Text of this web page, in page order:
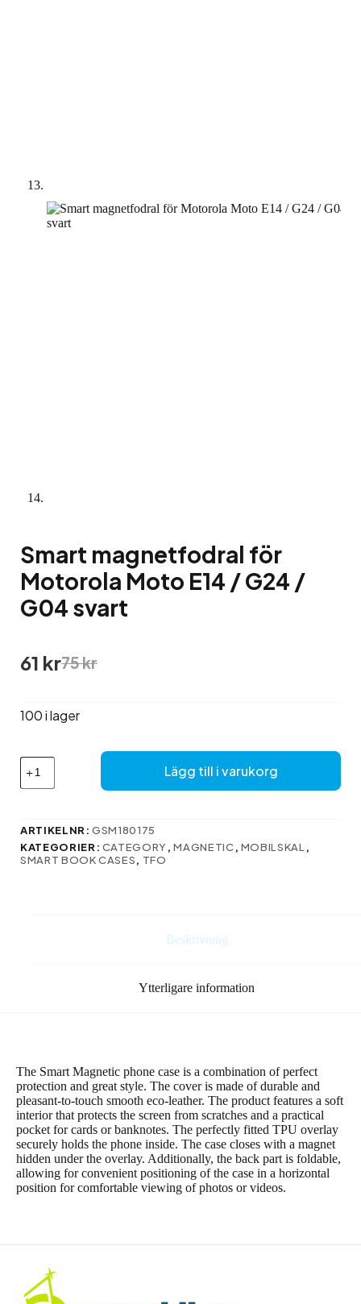
Smart magnetfodral för
Motorola Moto E14 / G24 /
G04 svart
75kr
Det
ursprungliga
var:
61 krDet
nuvarande
är:
100 i lager
Smart
magnetfodral
för
Moto
/
Lägg till i varukorg
ARTIKELNR:GSM180175
KATEGORIER: CATEGORY ,MAGNETIC, MOBILSKAL ,
SMART BOOK CASES, TFO
Beskrivning
Ytterligare information
The Smart Magnetic phone case is a combination of perfect
protection and great style. The cover is made of durable and
pleasant-to-touch smooth eco-leather. The product features a soft
interior that protects the screen from scratches and a practical
pocket for cards or banknotes. The perfectly fitted TPU overlay
securely holds the phone inside. The case closes with a magnet
hidden under the overlay. Additionally, the back part is foldable,
allowing for convenient positioning of the case in a horizontal
position for comfortable viewing of photos or videos.